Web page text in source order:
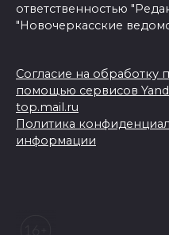
ответственностью
"Новочеркасские
Согласие на обработку
помощью сервисов
top.mail.ru
Политика
информации